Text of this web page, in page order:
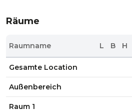
Räume
Raumname L B H
Gesamte Location
Außenbereich
Raum 1